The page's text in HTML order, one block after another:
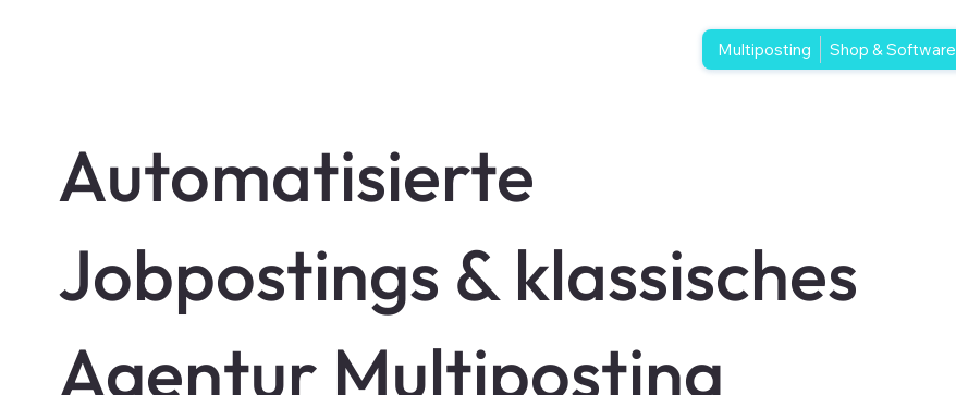
Multiposting Shop & Software
Automatisierte
Jobpostings & klassisches
Agentur Multiposting